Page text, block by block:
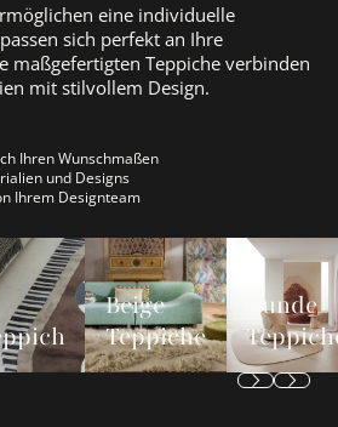
eine individuelle
sich perfekt an Ihre
maßgefertigten Teppiche verbinden
mit stilvollem Design.
Ihren Wunschmaßen
und Designs
Ihrem Designteam
Beige Teppiche ansehen
Beige
Teppiche
Runde
Runde